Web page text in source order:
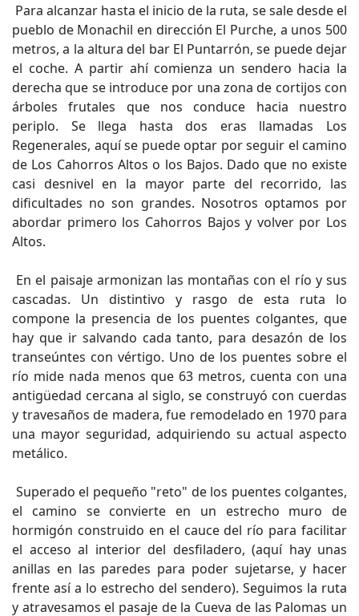
Para alcanzar hasta el inicio de la ruta, se sale desde el
pueblo de Monachil en dirección El Purche, a unos 500
metros, a la altura del bar El Puntarrón, se puede dejar
el coche. A partir ahí comienza un sendero hacia la
derecha que se introduce por una zona de cortijos con
árboles frutales que nos conduce hacia nuestro
periplo. Se llega hasta dos eras llamadas Los
Regenerales, aquí se puede optar por seguir el camino
de Los Cahorros Altos o los Bajos. Dado que no existe
casi desnivel en la mayor parte del recorrido, las
dificultades no son grandes. Nosotros optamos por
abordar primero los Cahorros Bajos y volver por Los
Altos.
En el paisaje armonizan las montañas con el río y sus
cascadas. Un distintivo y rasgo de esta ruta lo
compone la presencia de los puentes colgantes, que
hay que ir salvando cada tanto, para desazón de los
transeúntes con vértigo. Uno de los puentes sobre el
río mide nada menos que 63 metros, cuenta con una
antigüedad cercana al siglo, se construyó con cuerdas
y travesaños de madera, fue remodelado en 1970 para
una mayor seguridad, adquiriendo su actual aspecto
metálico.
Superado el pequeño "reto" de los puentes colgantes,
el camino se convierte en un estrecho muro de
hormigón construido en el cauce del río para facilitar
el acceso al interior del desfiladero, (aquí hay unas
anillas en las paredes para poder sujetarse, y hacer
frente así a lo estrecho del sendero). Seguimos la ruta
y atravesamos el pasaje de la Cueva de las Palomas un